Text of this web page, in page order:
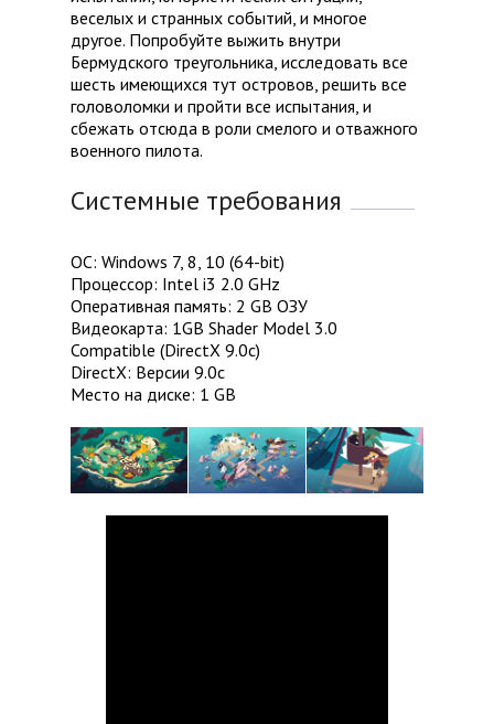
веселых и странных событий, и многое
другое. Попробуйте выжить внутри
Бермудского треугольника, исследовать все
шесть имеющихся тут островов, решить все
головоломки и пройти все испытания, и
сбежать отсюда в роли смелого и отважного
военного пилота.
Системные требования
ОС: Windows 7, 8, 10 (64-bit)
Процессор: Intel i3 2.0 GHz
Оперативная память: 2 GB ОЗУ
Видеокарта: 1GB Shader Model 3.0
Compatible (DirectX 9.0c)
DirectX: Версии 9.0c
Место на диске: 1 GB